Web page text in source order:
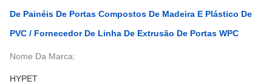
De Painéis De Portas Compostos De Madeira E Plástico De
PVC / Fornecedor De Linha De Extrusão De Portas WPC
Nome Da Marca:
HYPET